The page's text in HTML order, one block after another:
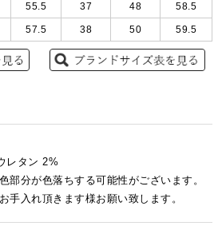
55.5 37 48 58.5
57.5 38 50 59.5
レタン 2%
部分が色落ちする可能性がございます。
手入れ頂きます様お願い致します。